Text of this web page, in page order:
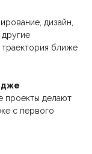
дизайн,
ближе
проекты делают
с первого